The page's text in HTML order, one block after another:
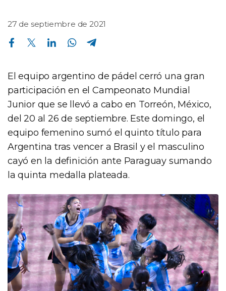
27 de septiembre de 2021
Compartir en Facebook Compartir en Twitter Compartir en Linkedin Compartir en Whatsapp
El equipo argentino de pádel cerró una gran
participación en el Campeonato Mundial
Junior que se llevó a cabo en Torreón, México,
del 20 al 26 de septiembre. Este domingo, el
equipo femenino sumó el quinto título para
Argentina tras vencer a Brasil y el masculino
cayó en la definición ante Paraguay sumando
la quinta medalla plateada.